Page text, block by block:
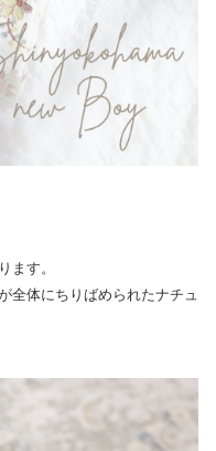
ます。
全体にちりばめられたナチュ